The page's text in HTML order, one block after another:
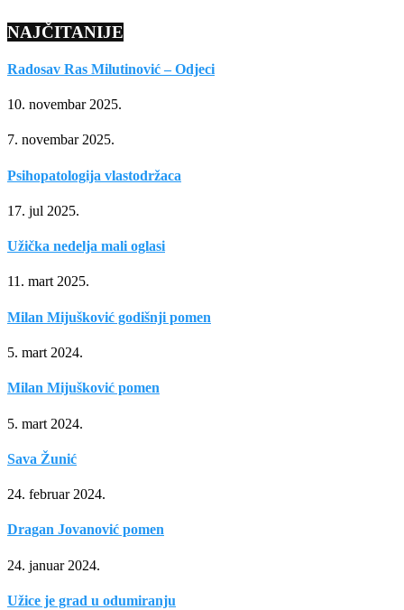
NAJČITANIJE
Radosav Ras Milutinović – Odjeci
10. novembar 2025.
7. novembar 2025.
Psihopatologija vlastodržaca
17. jul 2025.
Užička nedelja mali oglasi
11. mart 2025.
Milan Mijušković godišnji pomen
5. mart 2024.
Milan Mijušković pomen
5. mart 2024.
Sava Žunić
24. februar 2024.
Dragan Jovanović pomen
24. januar 2024.
Užice je grad u odumiranju